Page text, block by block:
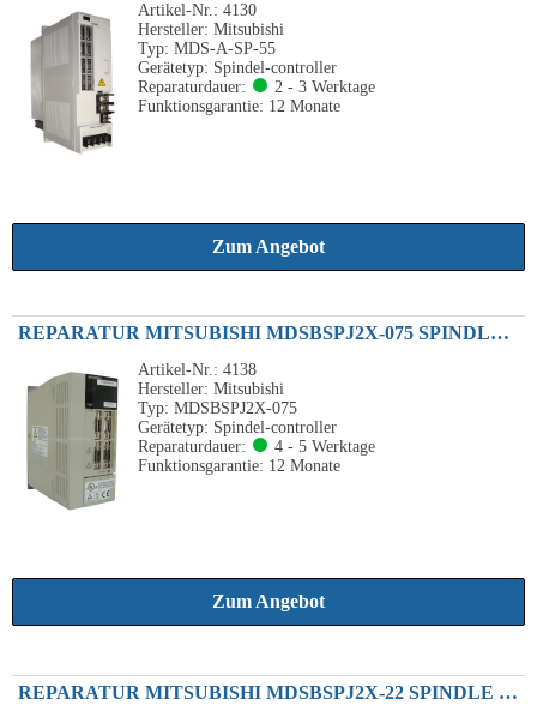
Artikel-Nr.: 4130
Hersteller: Mitsubishi
Typ: MDS-A-SP-55
Gerätetyp: Spindel-controller
Reparaturdauer:
2 - 3 Werktage
Funktionsgarantie: 12 Monate
Zum Angebot
REPARATUR MITSUBISHI MDSBSPJ2X-075 SPINDLE DRIVE UNIT 4.5A 230VAC
Artikel-Nr.: 4138
Hersteller: Mitsubishi
Typ: MDSBSPJ2X-075
Gerätetyp: Spindel-controller
Reparaturdauer:
4 - 5 Werktage
Funktionsgarantie: 12 Monate
Zum Angebot
REPARATUR MITSUBISHI MDSBSPJ2X-22 SPINDLE DRIVE UNIT 10A 230VAC